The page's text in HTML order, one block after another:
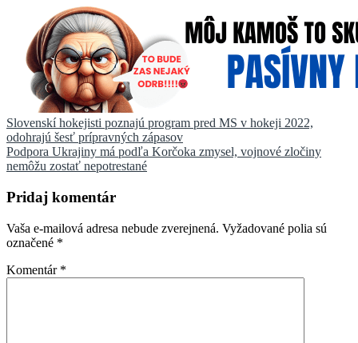
Navigácia
v
článku
Slovenskí hokejisti poznajú program pred MS v hokeji 2022,
odohrajú šesť prípravných zápasov
Podpora Ukrajiny má podľa Korčoka zmysel, vojnové zločiny
nemôžu zostať nepotrestané
Pridaj komentár
Vaša e-mailová adresa nebude zverejnená. Vyžadované polia sú
označené *
Komentár *